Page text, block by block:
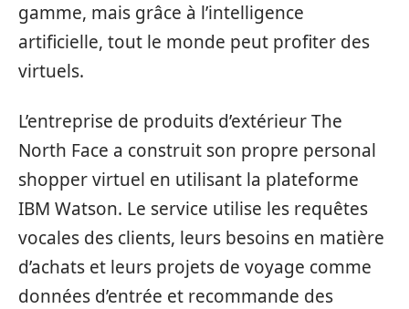
gamme, mais grâce à l’intelligence
artificielle, tout le monde peut profiter des
virtuels.
L’entreprise de produits d’extérieur The
North Face a construit son propre personal
shopper virtuel en utilisant la plateforme
IBM Watson. Le service utilise les requêtes
vocales des clients, leurs besoins en matière
d’achats et leurs projets de voyage comme
données d’entrée et recommande des